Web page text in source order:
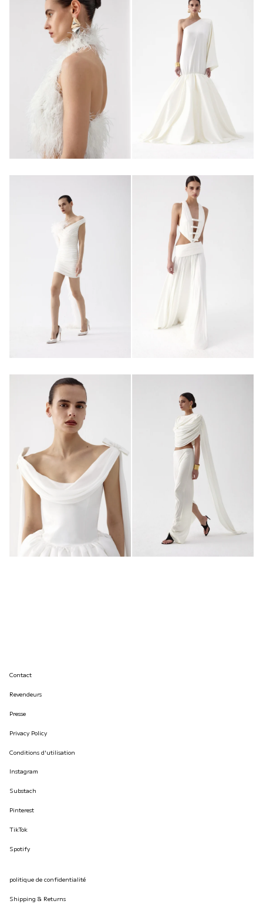
Contact
Revendeurs
Presse
Privacy Policy
Conditions d'utilisation
Instagram
Substach
Pinterest
TikTok
Spotify
politique de confidentialité
Shipping & Returns